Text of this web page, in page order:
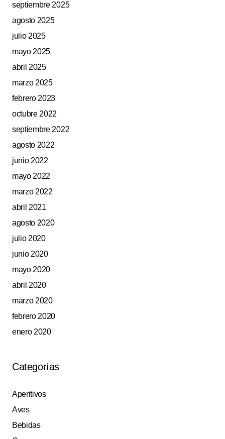
septiembre 2025
agosto 2025
julio 2025
mayo 2025
abril 2025
marzo 2025
febrero 2023
octubre 2022
septiembre 2022
agosto 2022
junio 2022
mayo 2022
marzo 2022
abril 2021
agosto 2020
julio 2020
junio 2020
mayo 2020
abril 2020
marzo 2020
febrero 2020
enero 2020
Categorías
Aperitivos
Aves
Bebidas